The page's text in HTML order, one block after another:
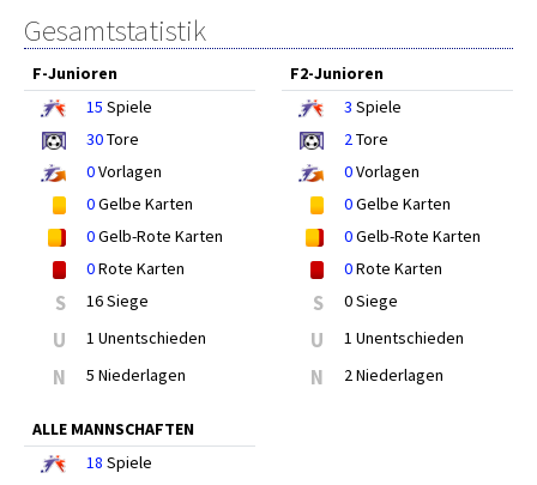
Gesamtstatistik
F-Junioren
15 Spiele
30Tore
0Vorlagen
0Gelbe Karten
0Gelb-Rote Karten
0Rote Karten
S 16 Siege
U 1 Unentschieden
N 5 Niederlagen
F2-Junioren
3 Spiele
2Tore
0Vorlagen
0Gelbe Karten
0Gelb-Rote Karten
0Rote Karten
S 0 Siege
U 1 Unentschieden
N 2 Niederlagen
ALLE MANNSCHAFTEN
18 Spiele